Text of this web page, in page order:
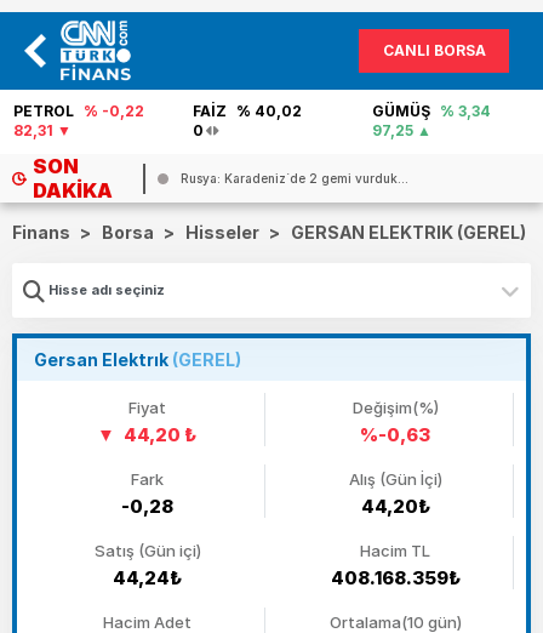
CANLI BORSA
PETROL % -0,22
82,31
FAİZ
% 40,02
0
GÜMÜŞ
% 3,34
97,25
SON
DAKIKA
Rusya: Karadeniz`de 2 gemi vurduk...
Finans > Borsa > Hisseler > GERSAN ELEKTRIK (GEREL)
Gersan Elektrık (GEREL)
Fiyat
44,20 ₺
Değişim(%)
%-0,63
Fark
-0,28
Alış (Gün İçi)
44,20₺
Satış (Gün içi)
44,24₺
Hacim TL
408.168.359₺
Hacim Adet Ortalama(10 gün)